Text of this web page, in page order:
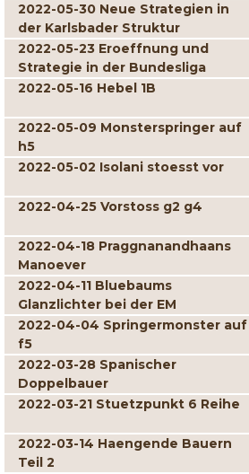
2022-05-30 Neue Strategien in
der Karlsbader Struktur
2022-05-23 Eroeffnung und
Strategie in der Bundesliga
2022-05-16 Hebel 1B
2022-05-09 Monsterspringer auf
h5
2022-05-02 Isolani stoesst vor
2022-04-25 Vorstoss g2 g4
2022-04-18 Praggnanandhaans
Manoever
2022-04-11 Bluebaums
Glanzlichter bei der EM
2022-04-04 Springermonster auf
f5
2022-03-28 Spanischer
Doppelbauer
2022-03-21 Stuetzpunkt 6 Reihe
2022-03-14 Haengende Bauern
Teil 2